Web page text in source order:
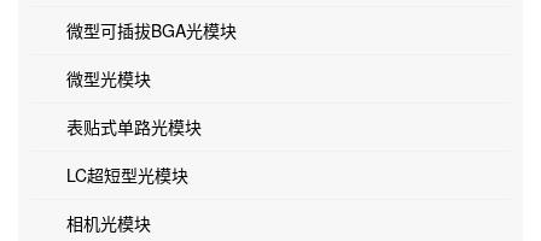
微型可插拔BGA光模块
微型光模块
表贴式单路光模块
LC超短型光模块
相机光模块